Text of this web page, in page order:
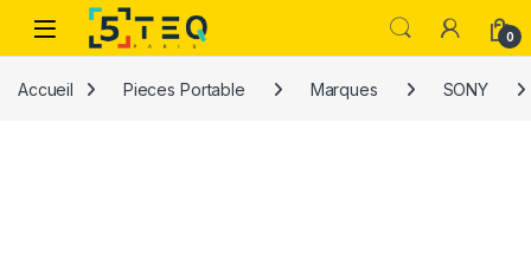
Passer à la navigation
Aller au contenu
0
Accueil Pieces Portable Marques SONY